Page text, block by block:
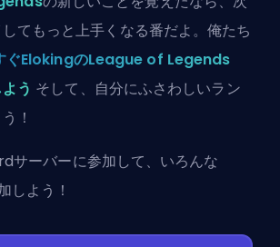
てもっと上手くなる番だよ。俺たち
ぐElokingのLeague of Legends
う そして、自分にふさわしいラン
！
サーバーに参加して、いろんな
しよう！